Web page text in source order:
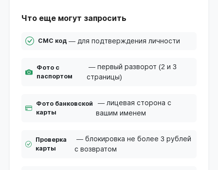
Что еще могут запросить
СМС код — для подтверждения личности
Фото с
паспортом
— первый разворот (2 и 3
страницы)
Фото банковской
карты
— лицевая сторона с
вашим именем
Проверка
карты
— блокировка не более 3 рублей
с возвратом